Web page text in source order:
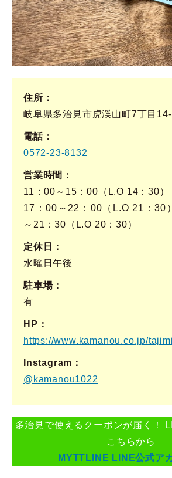
住所
岐阜県多治見市虎渓山町7丁目
電話
0572-23-8132
営業時間
11：00～15：00（L.O 14：30）
17：00～22：00（L.O 21：
～21：30（L.O 20：30）
定休日
水曜日午後
駐車場
有
HP
https://www.kamanou.co.jp/
Instagram
@kamanou1022
多治見で使えるクーポンが届く！
こちらから
MYTTLINE LINE公式ア